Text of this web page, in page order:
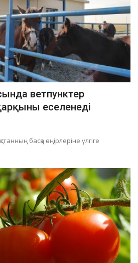
ветпунктер
еселенеді
басқа өңірлеріне үлгіге